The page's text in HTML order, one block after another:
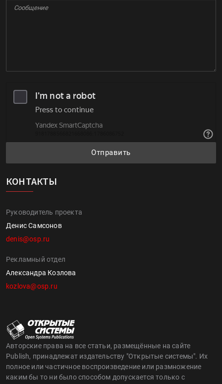
Отправить
КОНТАКТЫ
Руководитель проекта
Денис Самсонов
Рекламный отдел
Александра Козлова
Авторские права на все статьи, размещённые на сайте
Publish, принадлежат издательству "Открытые системы". Их
полное или частичное воспроизведение или размножение